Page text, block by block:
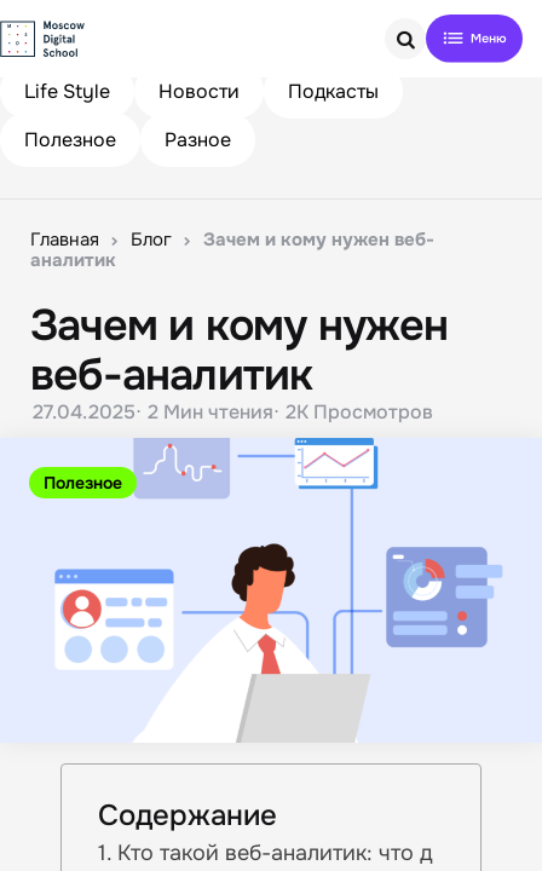
Search
Life Style
Новости
Подкасты
Полезное
Разное
Главная Блог
Зачем и кому нужен веб-
аналитик
Полезное
Зачем и кому нужен
веб-аналитик
27.04.2025 2 Мин чтения 2K Просмотров
Содержание
Кто такой веб-аналитик: что д